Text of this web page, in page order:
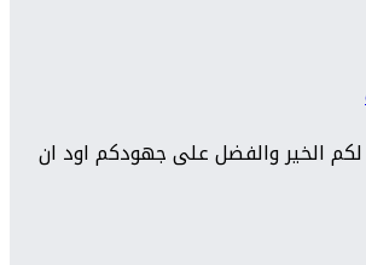
الخير والفضل على جهودكم اود ان